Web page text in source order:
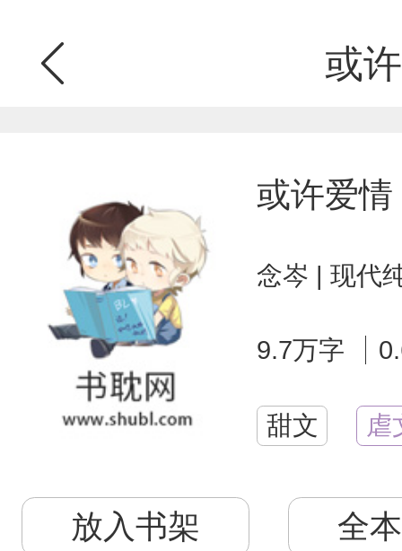
或
或许爱情
念岑 | 现代
9.7万字
甜文 虐
放入书架 全